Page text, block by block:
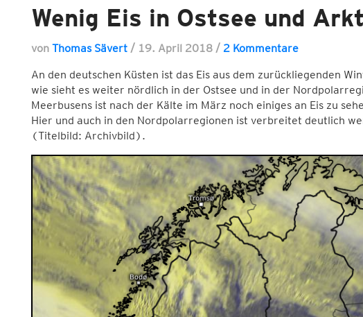
Wenig Eis in Ostsee und
von Thomas Sävert / 19. April 2018 / 2 Kommentare
An den deutschen Küsten ist das Eis aus dem zurückliegenden
wie sieht es weiter nördlich in der Ostsee und in der
Meerbusens ist nach der Kälte im März noch einiges an Eis zu
Hier und auch in den Nordpolarregionen ist verbreitet deutlich
(Titelbild: Archivbild).